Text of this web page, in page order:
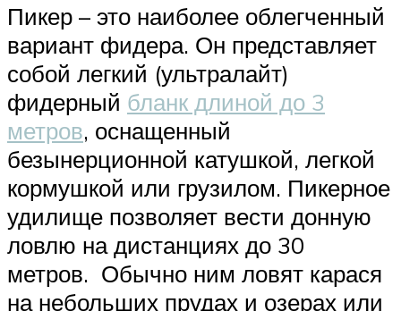
Пикер – это наиболее облегченный
вариант фидера. Он представляет
собой легкий (ультралайт)
фидерный бланк длиной до 3
метров, оснащенный
безынерционной катушкой, легкой
кормушкой или грузилом. Пикерное
удилище позволяет вести донную
ловлю на дистанциях до 30
метров. Обычно ним ловят карася
на небольших прудах и озерах или